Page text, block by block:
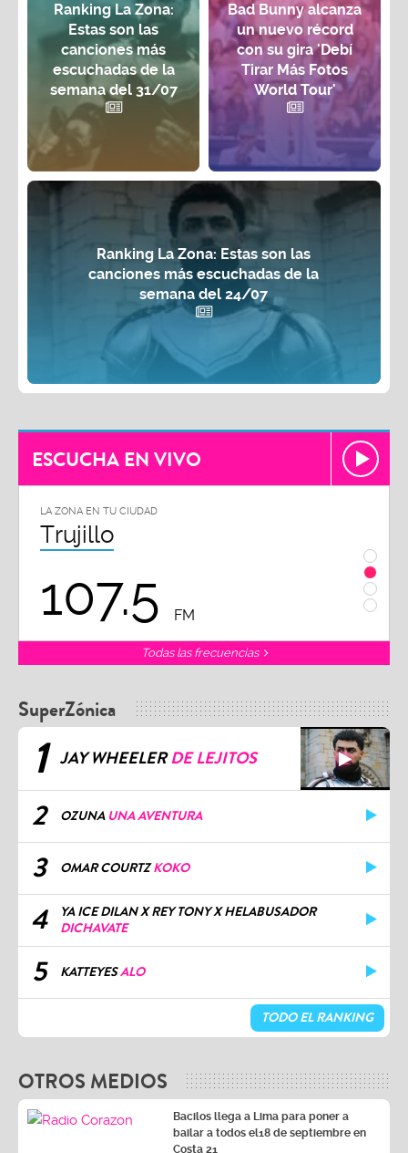
Ranking La Zona:
Estas son las
canciones más
escuchadas de la
semana del 31/07
Bad Bunny alcanza
un nuevo récord
con su gira 'Debí
Tirar Más Fotos
World Tour'
Ranking La Zona: Estas son las
canciones más escuchadas de la
semana del 24/07
ESCUCHA EN VIVO
LA ZONA EN TU CIUDAD
Trujillo
107.5 FM
Todas las frecuencias
SuperZónica
1 JAY WHEELERDE LEJITOS
2 OZUNA UNA AVENTURA
3 OMAR COURTZKOKO
4
YA ICE DILAN X REY TONY X HELABUSADOR
DICHAVATE
5 KATTEYESALO
TODO EL RANKING
OTROS MEDIOS
Bacilos llega a Lima para poner a
bailar a todos el18 de septiembre en
Costa 21